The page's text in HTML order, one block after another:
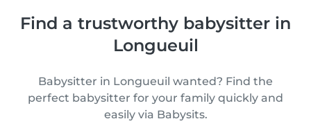
Find a trustworthy babysitter in
Longueuil
Babysitter in Longueuil wanted? Find the
perfect babysitter for your family quickly and
easily via Babysits.